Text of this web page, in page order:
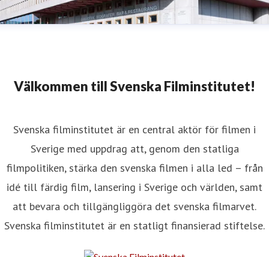
Välkommen till Svenska Filminstitutet!
Svenska filminstitutet är en central aktör för filmen i
Sverige med uppdrag att, genom den statliga
filmpolitiken, stärka den svenska filmen i alla led – från
idé till färdig film, lansering i Sverige och världen, samt
att bevara och tillgängliggöra det svenska filmarvet.
Svenska filminstitutet är en statligt finansierad stiftelse.